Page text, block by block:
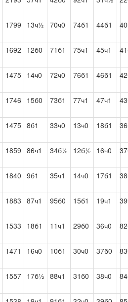
1799 13ч½ 70ч0 74б1 44б1
1692 12б0 71б1 75ч1 45ч1
1475 14ч0 72ч0 76б1 46б1
1746 15б0 73б1 77ч1 47ч1
1475 8б1 33ч0 13ч0 18б1
1859 86ч1 34б½ 12б½ 16ч0
1840 9б1 35ч1 14ч0 17б1
1883 87ч1 95б0 15б1 19ч1
1533 18б1 11ч1 29б0 36ч0
1471 16ч0 10б1 30ч0 37б0
1557 17б½ 88ч1 31б0 38ч0